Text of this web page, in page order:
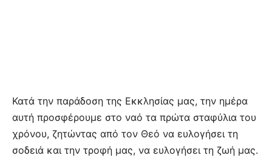
Κατά την παράδοση της Εκκλησίας μας, την ημέρα
αυτή προσφέρουμε στο ναό τα πρώτα σταφύλια του
χρόνου, ζητώντας από τον Θεό να ευλογήσει τη
σοδειά και την τροφή μας, να ευλογήσει τη ζωή μας.